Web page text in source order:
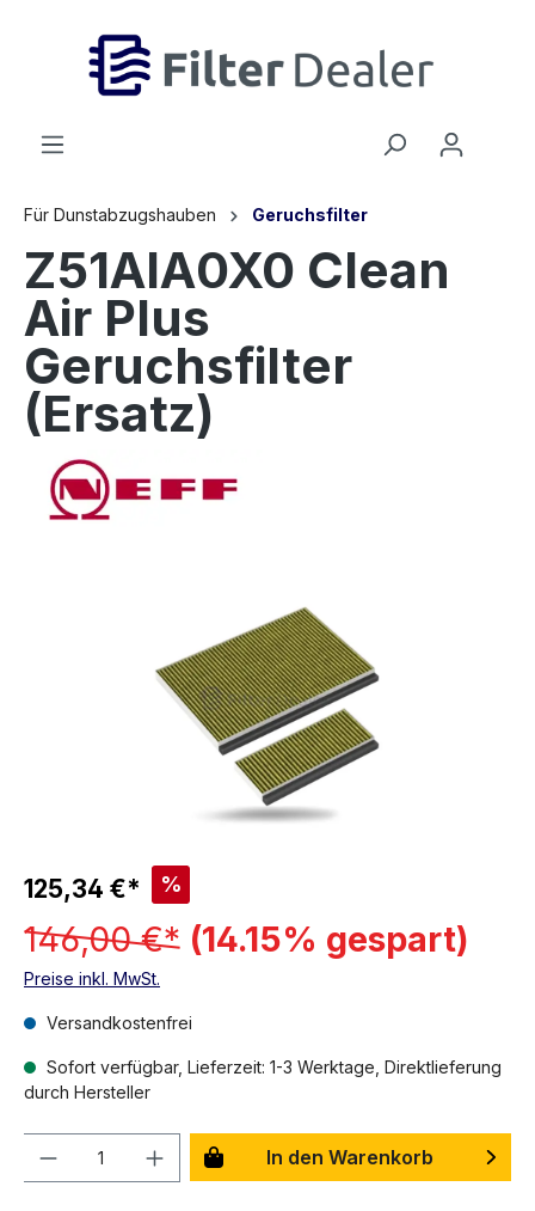
Für Dunstabzugshauben Geruchsfilter
Z51AIA0X0 Clean
Air Plus
Geruchsfilter
(Ersatz)
125,34 €* %
146,00 €* (14.15% gespart)
Preise inkl. MwSt.
Versandkostenfrei
Sofort verfügbar, Lieferzeit: 1-3 Werktage, Direktlieferung
durch Hersteller
In den Warenkorb